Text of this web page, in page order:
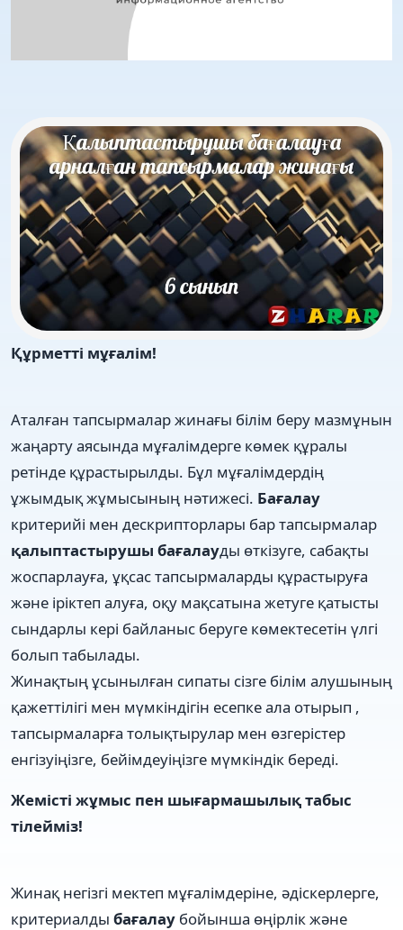
Құрметті мұғалім!
Аталған тапсырмалар жинағы білім беру мазмұнын
жаңарту аясында мұғалімдерге көмек құралы
ретінде құрастырылды. Бұл мұғалімдердің
ұжымдық жұмысының нәтижесі. Бағалау
критерийі мен дескрипторлары бар тапсырмалар
қалыптастырушы бағалауды өткізуге, сабақты
жоспарлауға, ұқсас тапсырмаларды құрастыруға
және іріктеп алуға, оқу мақсатына жетуге қатысты
сындарлы кері байланыс беруге көмектесетін үлгі
болып табылады.
Жинақтың ұсынылған сипаты сізге білім алушының
қажеттілігі мен мүмкіндігін есепке ала отырып ,
тапсырмаларға толықтырулар мен өзгерістер
енгізуіңізге, бейімдеуіңізге мүмкіндік береді.
Жемісті жұмыс пен шығармашылық табыс
тілейміз!
Жинақ негізгі мектеп мұғалімдеріне, әдіскерлерге,
критериалды бағалау бойынша өңірлік және